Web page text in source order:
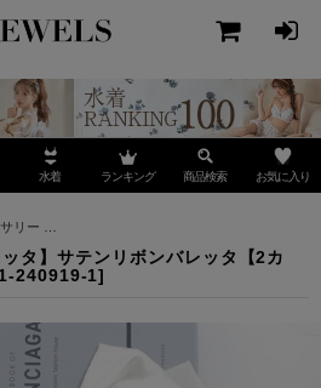
水着 ランキング 商品検索 お気に入り
リー
タ】サテンリボンバレッタ【2カ
240919-1]